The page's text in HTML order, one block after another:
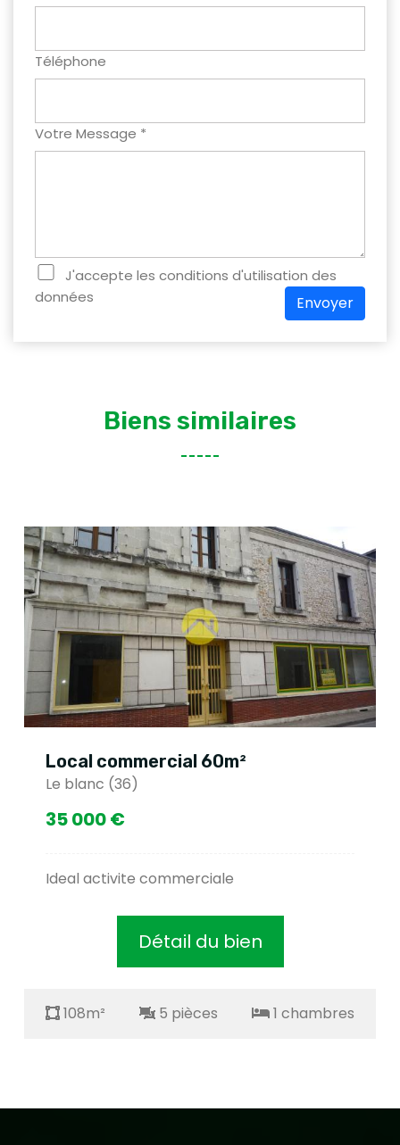
Téléphone
Votre Message *
J'accepte les conditions d'utilisation des
données
Envoyer
Biens similaires
Local commercial 60m²
Le blanc (36)
35 000 €
Ideal activite commerciale
Détail du bien
108m² 5 pièces 1 chambres